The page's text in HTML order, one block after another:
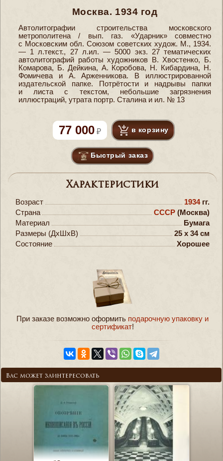
Москва. 1934 год
Автолитографии строительства московского
метрополитена / вып. газ. «Ударник» совместно
с Московским обл. Союзом советских худож. М., 1934.
— 1 л.текст., 27 л.ил. — 5000 экз. 27 тематических
автолитографий работы художников В. Хвостенко, Б.
Комарова, Б. Дейкина, А. Коробова, Н. Кибардина, Н.
Фомичева и А. Арженникова. В иллюстрированной
издательской папке. Потрётости и надрывы папки
и листа с текстом, небольшие загрязнения
иллюстраций, утрата портр. Сталина и ил. № 13
77 000 в корзину
Быстрый заказ
Характеристики
Возраст 1934гг.
Страна
СССР (Москва)
Материал
Бумага
Размеры (ДxШxВ)
25 x 34 см
Состояние
Хорошее
При заказе возможно оформить подарочную упаковку и
сертификат!
Вас может заинтересовать